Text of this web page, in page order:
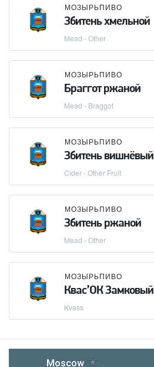
МОЗЫРЬПИВО
Збитень хмельной
Mead - Other
МОЗЫРЬПИВО
Браггот ржаной
Mead - Braggot
МОЗЫРЬПИВО
Збитень вишнёвый
Cider - Other Fruit
МОЗЫРЬПИВО
Збитень ржаной
Mead - Other
МОЗЫРЬПИВО
Квас’ОК Замковый
Kvass